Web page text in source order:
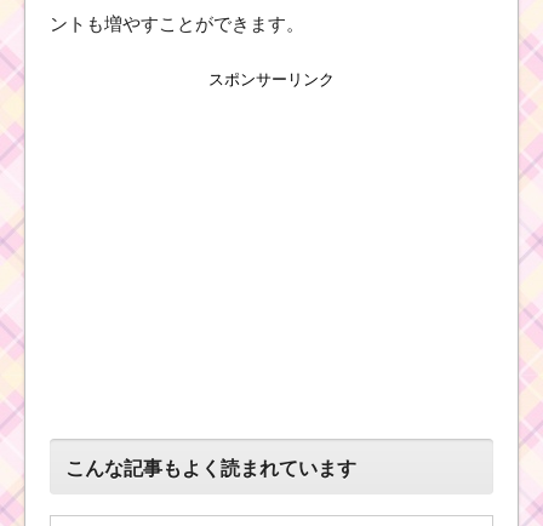
探しイベントのミッシ
リーク情報！新ツム・
ントも増やすことができます。
スポンサーリンク
こんな記事もよく読まれています